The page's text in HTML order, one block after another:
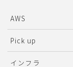
AWS
Pick up
インフラ